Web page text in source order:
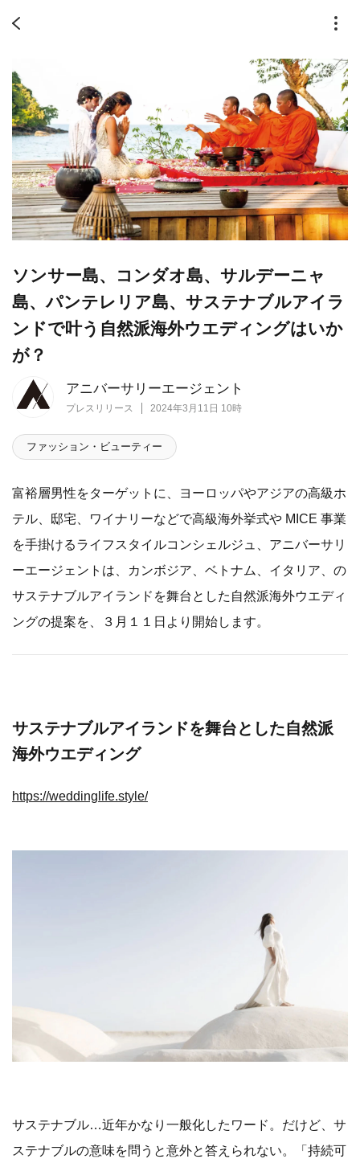
アニバーサリーエージェント
プレスリリース 2024年3月11日 10時
ソンサー島、コンダオ島、サルデーニャ
島、パンテレリア島、サステナブルアイラ
ンドで叶う自然派海外ウエディングはいか
が？
ファッション・ビューティー
富裕層男性をターゲットに、ヨーロッパやアジアの高級ホ
テル、邸宅、ワイナリーなどで高級海外挙式や MICE 事業
を手掛けるライフスタイルコンシェルジュ、アニバーサリ
ーエージェントは、カンボジア、ベトナム、イタリア、の
サステナブルアイランドを舞台とした自然派海外ウエディ
ングの提案を、３月１１日より開始します。
サステナブルアイランドを舞台とした自然派
海外ウエディング
https://weddinglife.style/
サステナブル…近年かなり一般化したワード。だけど、サ
ステナブルの意味を問うと意外と答えられない。「持続可